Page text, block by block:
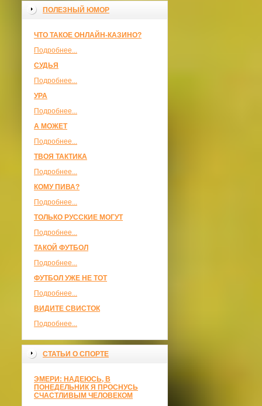
ПОЛЕЗНЫЙ ЮМОР
ЧТО ТАКОЕ ОНЛАЙН-КАЗИНО?
Подробнее...
СУДЬЯ
Подробнее...
УРА
Подробнее...
А МОЖЕТ
Подробнее...
ТВОЯ ТАКТИКА
Подробнее...
КОМУ ПИВА?
Подробнее...
ТОЛЬКО РУССКИЕ МОГУТ
Подробнее...
ТАКОЙ ФУТБОЛ
Подробнее...
ФУТБОЛ УЖЕ НЕ ТОТ
Подробнее...
ВИДИТЕ СВИСТОК
Подробнее...
СТАТЬИ О СПОРТЕ
ЭМЕРИ: НАДЕЮСЬ, В
ПОНЕДЕЛЬНИК Я ПРОСНУСЬ
СЧАСТЛИВЫМ ЧЕЛОВЕКОМ